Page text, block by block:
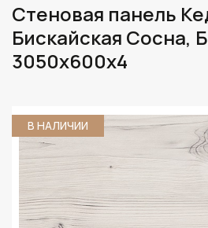
Стеновая панель
Бискайская Сосна,
3050х600х4
В НАЛИЧИИ